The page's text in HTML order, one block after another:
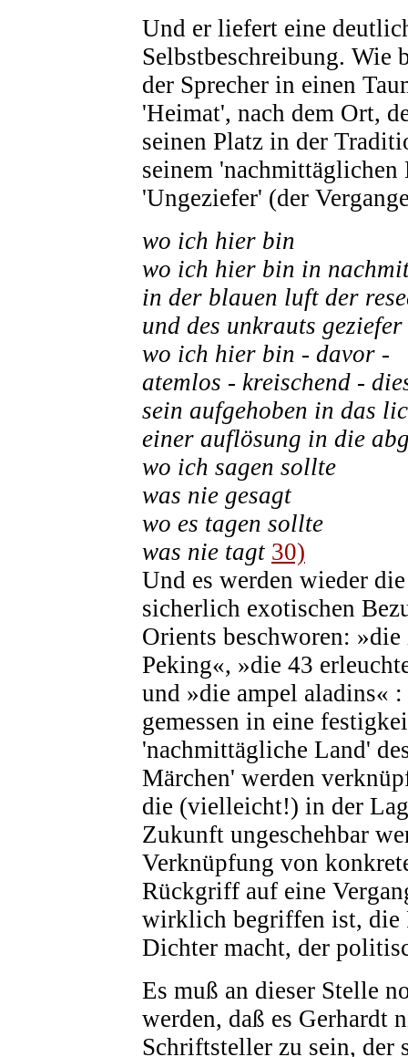
Und er liefert eine
Selbstbeschreibung. Wie
der Sprecher in einen
'Heimat', nach dem Ort,
seinen Platz in der
seinem
'Ungeziefer' (der
wo ich hier bin
wo ich hier bin in
in der blauen luft der
und des unkrauts
wo ich hier bin - davor -
atemlos - kreischend -
sein aufgehoben in das
einer auflösung in die
wo ich sagen sollte
was nie gesagt
wo es tagen sollte
was nie tagt 30)
Und es werden wieder
sicherlich exotischen
Orients beschworen: »die
Peking«, »die 43
und »die ampel aladins«
gemessen in eine
'nachmittägliche Land'
Märchen' werden
die (vielleicht!) in der
Zukunft ungeschehbar
Verknüpfung von
Rückgriff auf eine
wirklich begriffen ist, die
Dichter macht, der
Es muß an dieser Stelle
werden, daß es Gerhardt
Schriftsteller zu sein, der